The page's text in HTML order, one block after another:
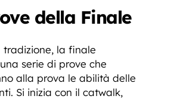
della Finale
tradizione, la finale
serie di prove che
alla prova le abilità delle
Si inizia con il catwalk,